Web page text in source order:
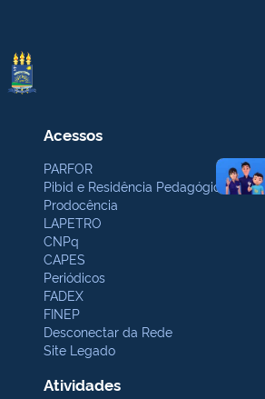
Acessos
PARFOR
Pibid e Residência Pedagógica
Prodocência
LAPETRO
CNPq
CAPES
Periódicos
FADEX
FINEP
Desconectar da Rede
Site Legado
Atividades